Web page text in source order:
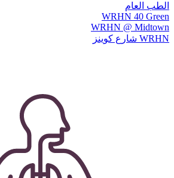
الطب العام
WRHN 40 Green
WRHN @ Midtown
WRHN شارع كوينز